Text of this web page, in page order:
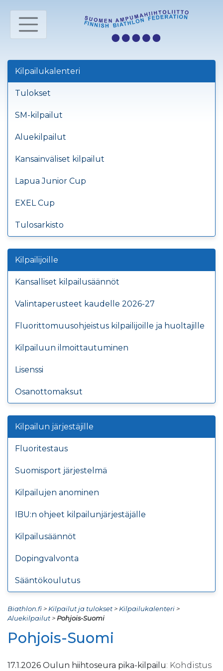
Kilpailukalenteri
Tulokset
SM-kilpailut
Aluekilpailut
Kansainväliset kilpailut
Lapua Junior Cup
EXEL Cup
Tulosarkisto
Kilpailijoille
Kansalliset kilpailusäännöt
Valintaperusteet kaudelle 2026-27
Fluorittomuusohjeistus kilpailijoille ja huoltajille
Kilpailuun ilmoittautuminen
Lisenssi
Osanottomaksut
Kilpailun järjestäjille
Fluoritestaus
Suomisport järjestelmä
Kilpailujen anominen
IBU:n ohjeet kilpailunjärjestäjälle
Kilpailusäännöt
Dopingvalvonta
Sääntökoulutus
Biathlon.fi> Kilpailut ja tulokset> Kilpailukalenteri>
Aluekilpailut> Pohjois-Suomi
Pohjois-Suomi
17.1.2026 Oulun hiihtoseura pika-kilpailu: Kohdistus